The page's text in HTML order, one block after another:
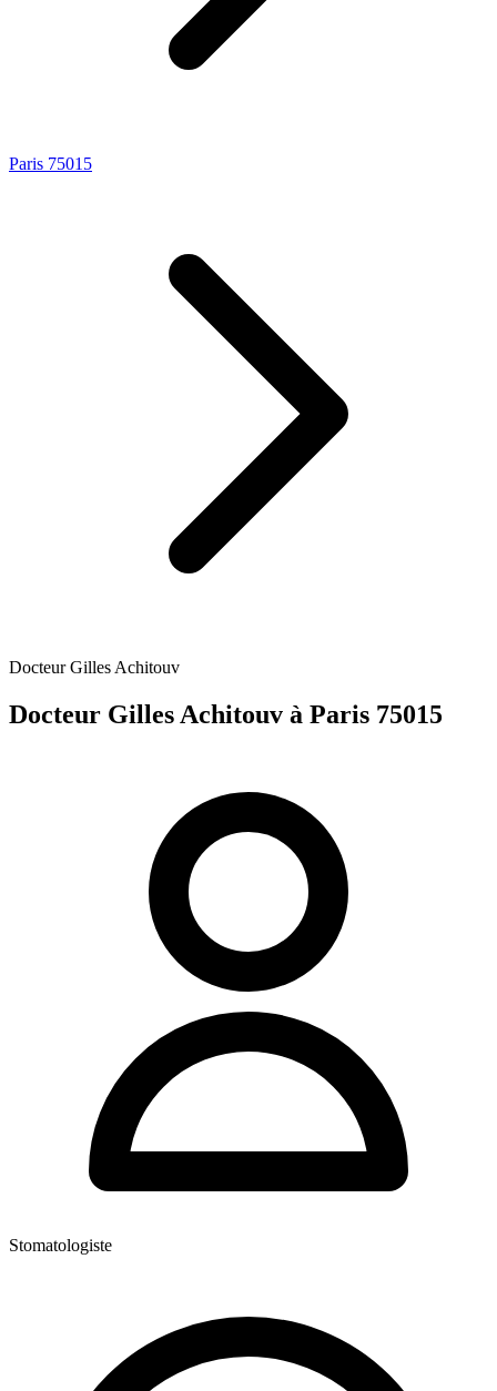
Paris 75015
Docteur Gilles Achitouv
Docteur Gilles Achitouv à Paris 75015
Stomatologiste